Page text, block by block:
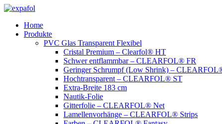
Zum
springenHome
Produkte
PVC Glas Transparent Flexibel
Cristal Premium – Clearfol® HT
Schwer entflammbar – CLEARFOL® FR
Geringer Schrumpf (Low Shrink) –
Hochtransparent – CLEARFOL® ST
Extra-Breite 183 cm
Nautik-Folie
Gitterfolie – CLEARFOL® Net
Lamellenvorhänge – CLEARFOL® Strips